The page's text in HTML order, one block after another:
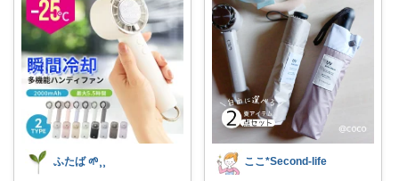
ふたば 🌱⸒⸒ ここ*Second-life